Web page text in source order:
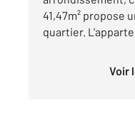
41,47m² propose
quartier.